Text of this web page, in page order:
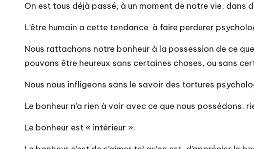
On est tous déjà passé, à un moment de notre vie, dans
L’être humain a cette tendance à faire perdurer
Nous rattachons notre bonheur à la possession de ce
pouvons être heureux sans certaines choses, ou sans
Nous nous infligeons sans le savoir des tortures
Le bonheur n’a rien à voir avec ce que nous possédons,
Le bonheur est « intérieur ».